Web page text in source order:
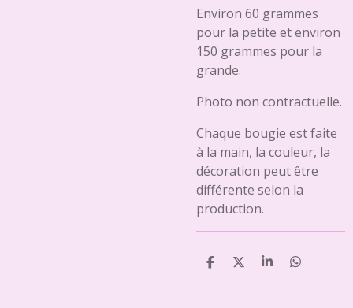
Environ 60 grammes
pour la petite et environ
150 grammes pour la
grande.
Photo non contractuelle.
Chaque bougie est faite
à la main, la couleur, la
décoration peut être
différente selon la
production.
P
P
P
P